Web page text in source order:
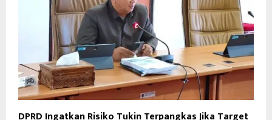
DPRD Ingatkan Risiko Tukin Terpangkas Jika Target